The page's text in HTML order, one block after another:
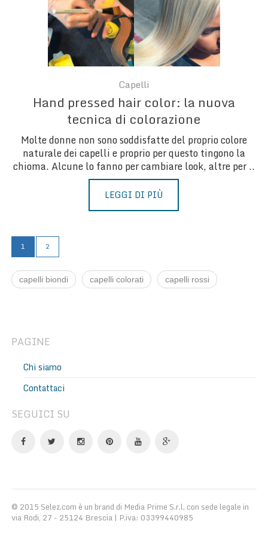
Capelli
Hand pressed hair color: la nuova
tecnica di colorazione
Molte donne non sono soddisfatte del proprio colore
naturale dei capelli e proprio per questo tingono la
chioma. Alcune lo fanno per cambiare look, altre per ..
LEGGI DI PIÙ
1 2
capelli biondi capelli colorati capelli rossi
PAGINE
Chi siamo
Contattaci
SEGUICI SU
© 2015 Selez.com è un brand di Media Prime S.r.l. con sede legale in
via Rodi, 27 - 25124 Brescia | P.iva: 03399440985